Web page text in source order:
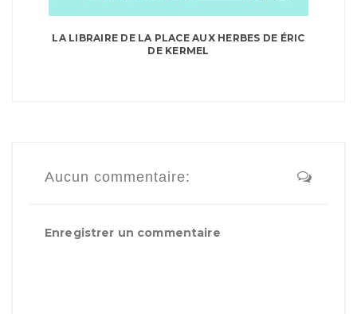
LA LIBRAIRE DE LA PLACE AUX HERBES DE ÉRIC
DE KERMEL
Aucun commentaire:
Enregistrer un commentaire